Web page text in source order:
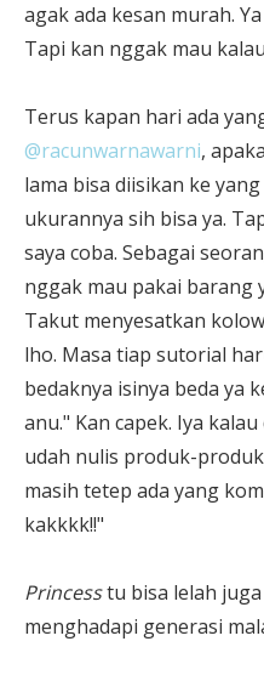
agak ada kesan murah.
Tapi kan nggak mau
Terus kapan hari ada
@racunwarnawarni,
lama bisa diisikan ke
ukurannya sih bisa ya.
saya coba. Sebagai
nggak mau pakai barang
Takut menyesatkan
lho. Masa tiap sutorial
bedaknya isinya beda ya
anu." Kan capek. Iya
udah nulis produk-
masih tetep ada yang
kakkkk!!"
Princesstu bisa lelah
menghadapi generasi